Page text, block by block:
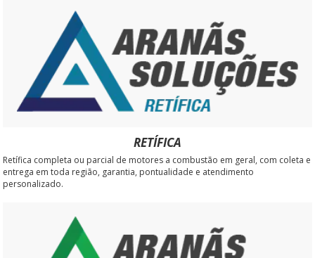
RETÍFICA
Retífica completa ou parcial de motores a combustão em geral, com coleta e
entrega em toda região, garantia, pontualidade e atendimento
personalizado.